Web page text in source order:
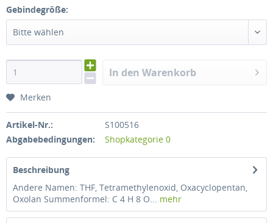
Gebindegröße:
Bitte wählen
In den Warenkorb
Merken
Artikel-Nr.:
S100516
Abgabebedingungen:
Shopkategorie 0
Beschreibung
Andere Namen: THF, Tetramethylenoxid, Oxacyclopentan,
Oxolan Summenformel: C 4 H 8 O... mehr